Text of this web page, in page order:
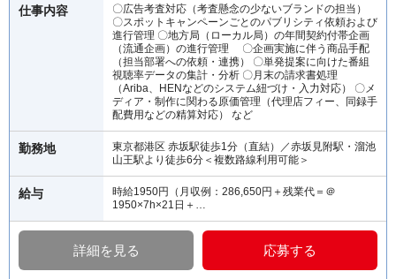
仕事内容
〇広告考査対応（考査懸念の少ないブランドの担当）
〇スポットキャンペーンごとのパブリシティ依頼および
進行管理 〇地方局（ローカル局）の年間契約付帯企画
（流通企画）の進行管理 〇企画実施に伴う商品手配
（担当部署への依頼・連携） 〇単発提案に向けた番組
視聴率データの集計・分析 〇月末の請求書処理
（Ariba、HENなどのシステム紐づけ・入力対応） 〇メ
ディア・制作に関わる原価管理（代理店フィー、同録手
配費用などの精算対応） など
勤務地
東京都港区 赤坂駅徒歩1分（直結）／赤坂見附駅・溜池
山王駅より徒歩6分＜複数路線利用可能＞
給与
時給1950円（月収例：286,650円＋残業代＝＠
1950×7h×21日＋…
詳細を見る 応募する